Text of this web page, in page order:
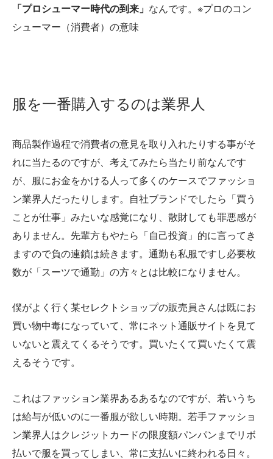
「プロシューマー時代の到来」 なんです。※プロのコン
シューマー（消費者）の意味
服を一番購入するのは業界人
商品製作過程で消費者の意見を取り入れたりする事がそ
れに当たるのですが、考えてみたら当たり前なんです
が、服にお金をかける人って多くのケースでファッショ
ン業界人だったりします。自社ブランドでしたら「買う
ことが仕事」みたいな感覚になり、散財しても罪悪感が
ありません。先輩方もやたら「自己投資」的に言ってき
ますので負の連鎖は続きます。通勤も私服ですし必要枚
数が「スーツで通勤」の方々とは比較になりません。
僕がよく行く某セレクトショップの販売員さんは既にお
買い物中毒になっていて、常にネット通販サイトを見て
いないと震えてくるそうです。買いたくて買いたくて震
えるそうです。
これはファッション業界あるあるなのですが、若いうち
は給与が低いのに一番服が欲しい時期。若手ファッショ
ン業界人はクレジットカードの限度額パンパンまでリボ
払いで服を買ってしまい、常に支払いに終われる日々。